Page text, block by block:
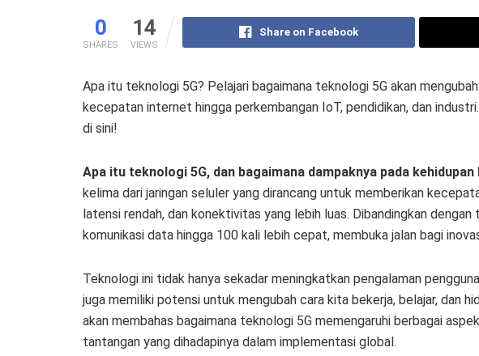
0
SHARES
14
VIEWS
Share on Facebook
Apa itu teknologi 5G? Pelajari bagaimana teknologi 5G akan
kecepatan internet hingga perkembangan IoT, pendidikan, dan
di sini!
Apa itu teknologi 5G, dan bagaimana dampaknya pada kehidupan
kelima dari jaringan seluler yang dirancang untuk memberikan
latensi rendah, dan konektivitas yang lebih luas. Dibandingkan dengan
komunikasi data hingga 100 kali lebih cepat, membuka jalan bagi
Teknologi ini tidak hanya sekadar meningkatkan pengalaman
juga memiliki potensi untuk mengubah cara kita bekerja, belajar, dan
akan membahas bagaimana teknologi 5G memengaruhi berbagai
tantangan yang dihadapinya dalam implementasi global.